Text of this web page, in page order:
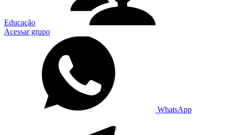
Educação
Acessar grupo
WhatsApp